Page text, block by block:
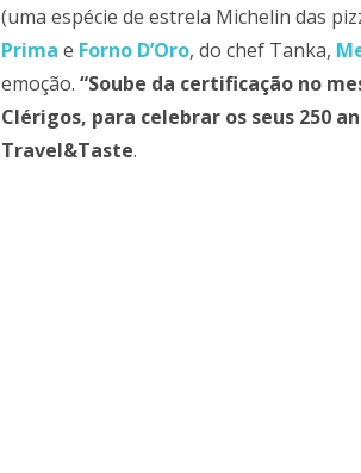
(uma espécie de estrela Michelin das
Prima e Forno D’Oro, do chef Tanka,
emoção. “Soube da certificação no
Clérigos, para celebrar os seus 250
Travel&Taste.